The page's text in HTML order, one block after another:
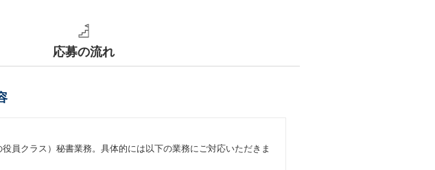
応募の流れ
員クラス）秘書業務。具体的には以下の業務にご対応いただきま